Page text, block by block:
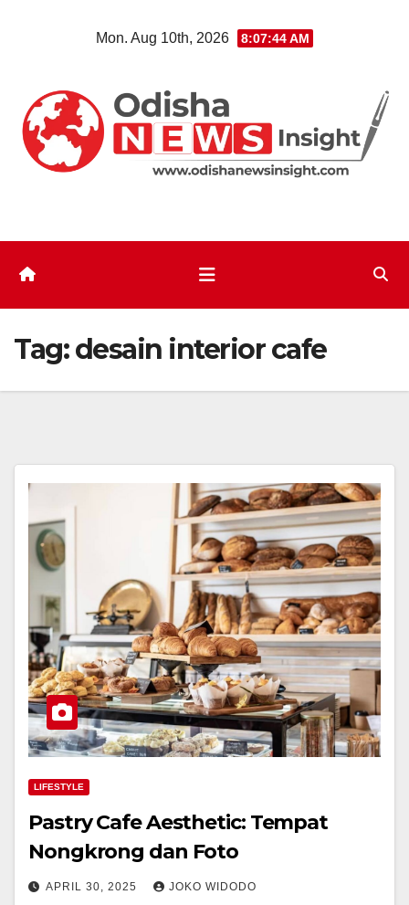
Mon. Aug 10th, 2026 8:07:45 AM
Tag:desain interior cafe
LIFESTYLE
Pastry Cafe Aesthetic: Tempat
Nongkrong dan Foto
APRIL 30, 2025 JOKO WIDODO